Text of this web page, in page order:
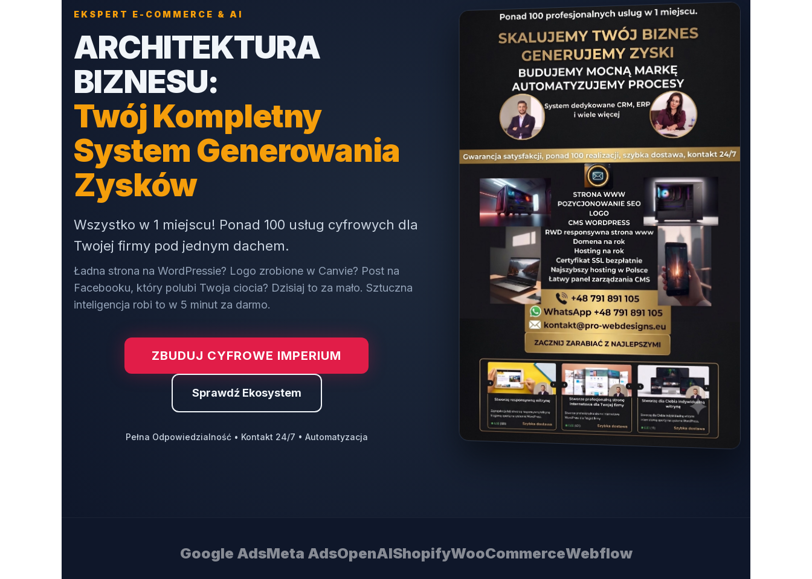
EKSPERT E-COMMERCE & AI
ARCHITEKTURA
BIZNESU:
Twój Kompletny
System Generowania
Zysków
Wszystko w 1 miejscu! Ponad 100 usług cyfrowych dla
Twojej firmy pod jednym dachem.
Ładna strona na WordPressie? Logo zrobione w Canvie? Post na
Facebooku, który polubi Twoja ciocia? Dzisiaj to za mało. Sztuczna
inteligencja robi to w 5 minut za darmo.
ZBUDUJ CYFROWE IMPERIUM
Sprawdź Ekosystem
Pełna Odpowiedzialność • Kontakt 24/7 • Automatyzacja
Google AdsMeta AdsOpenAIShopifyWooCommerceWebflow